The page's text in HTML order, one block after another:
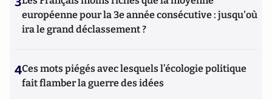
européenne pour la 3e année consécutive : jusqu'où
ira le grand déclassement ?
4Ces mots piégés avec lesquels l’écologie politique
fait flamber la guerre des idées